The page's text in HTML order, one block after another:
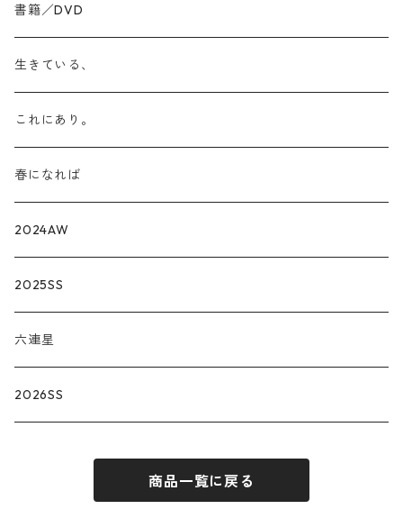
書籍／DVD
生きている、
これにあり。
春になれば
2024AW
2025SS
六連星
2026SS
商品一覧に戻る